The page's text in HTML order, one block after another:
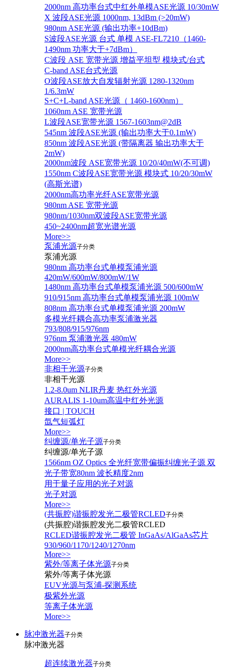
2000nm 高功率台式中红外单模ASE光源 10/30mW
X 波段ASE光源 1000nm, 13dBm (>20mW)
980nm ASE光源 (输出功率+10dBm)
S波段ASE光源 台式 单模 ASE-FL7210（1460-
1490nm 功率大于+7dBm）
C波段 ASE 宽带光源 增益平坦型 模块式/台式
C-band ASE台式光源
O波段ASE放大自发辐射光源 1280-1320nm
1/6.3mW
S+C+L-band ASE光源（ 1460-1600nm）
1060nm ASE 宽带光源
L波段ASE宽带光源 1567-1603nm@2dB
545nm 波段ASE光源 (输出功率大于0.1mW)
850nm 波段ASE光源 (带隔离器 输出功率大于
2mW)
2000nm波段 ASE宽带光源 10/20/40mW(不可调)
1550nm C波段ASE宽带光源 模块式 10/20/30mW
(高斯光谱)
2000nm高功率光纤ASE宽带光源
980nm ASE 宽带光源
980nm/1030nm双波段ASE宽带光源
450~2400nm超宽光谱光源
More>>
泵浦光源子分类
泵浦光源
980nm 高功率台式单模泵浦光源
420mW/600mW/800mW/1W
1480nm 高功率台式单模泵浦光源 500/600mW
910/915nm 高功率台式单模泵浦光源 100mW
808nm 高功率台式单模泵浦光源 200mW
多模光纤耦合高功率泵浦激光器
793/808/915/976nm
976nm 泵浦激光器 480mW
2000nm高功率台式单模光纤耦合光源
More>>
非相干光源子分类
非相干光源
1.2-8.0um NLIR丹麦 热红外光源
AURALIS 1-10um高温中红外光源
接口 | TOUCH
氙气短弧灯
More>>
纠缠源/单光子源子分类
纠缠源/单光子源
1566nm OZ Optics 全光纤宽带偏振纠缠光子源 双
光子带宽80nm 波长精度2nm
用于量子应用的光子对源
光子对源
More>>
(共振腔)谐振腔发光二极管RCLED子分类
(共振腔)谐振腔发光二极管RCLED
RCLED谐振腔发光二极管 InGaAs/AlGaAs芯片
930/960/1170/1240/1270nm
More>>
紫外/等离子体光源子分类
紫外/等离子体光源
EUV光源与泵浦-探测系统
极紫外光源
等离子体光源
More>>
脉冲激光器子分类
脉冲激光器
超连续激光器子分类